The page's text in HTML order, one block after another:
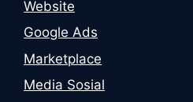
Website
Google Ads
Marketplace
Media Sosial